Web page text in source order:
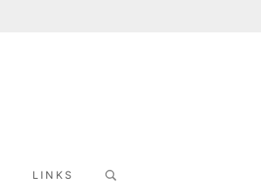
LINKS
Search